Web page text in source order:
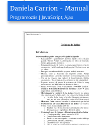
Daniela Carrion -
Programozás | JavaScript, Ajax